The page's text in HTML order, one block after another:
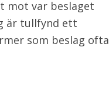
mot var beslaget
är tullfynd ett
som beslag ofta